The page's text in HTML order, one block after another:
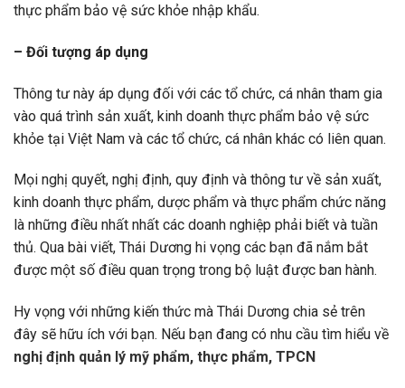
thực phẩm bảo vệ sức khỏe nhập khẩu.
– Đối tượng áp dụng
Thông tư này áp dụng đối với các tổ chức, cá nhân tham gia
vào quá trình sản xuất, kinh doanh thực phẩm bảo vệ sức
khỏe tại Việt Nam và các tổ chức, cá nhân khác có liên quan.
Mọi nghị quyết, nghị định, quy định và thông tư về sản xuất,
kinh doanh thực phẩm, dược phẩm và thực phẩm chức năng
là những điều nhất nhất các doanh nghiệp phải biết và tuần
thủ. Qua bài viết, Thái Dương hi vọng các bạn đã nắm bắt
được một số điều quan trọng trong bộ luật được ban hành.
Hy vọng với những kiến thức mà Thái Dương chia sẻ trên
đây sẽ hữu ích với bạn. Nếu bạn đang có nhu cầu tìm hiểu về
nghị định quản lý mỹ phẩm, thực phẩm, TPCN